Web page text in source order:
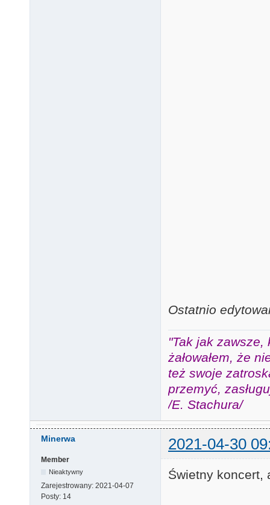
Ostatnio
"Tak jak zawsze,
żałowałem, że
też swoje
przemyć,
/E. Stachura/
Minerwa 2021-04-30
Member
Nieaktywny
Zarejestrowany: 2021-04-07
Posty: 14
Świetny koncert,